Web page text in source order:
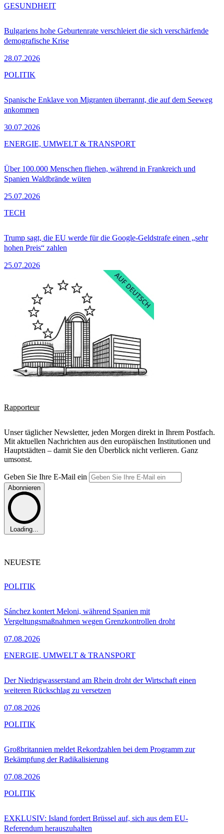
Bulgariens hohe Geburtenrate verschleiert die sich verschärfende
demografische Krise
28.07.2026
GESUNDHEIT
Spanische Enklave von Migranten überrannt, die auf dem Seeweg
ankommen
30.07.2026
POLITIK
Über 100.000 Menschen fliehen, während in Frankreich und
Spanien Waldbrände wüten
25.07.2026
ENERGIE, UMWELT & TRANSPORT
Trump sagt, die EU werde für die Google-Geldstrafe einen „sehr
hohen Preis“ zahlen
25.07.2026
TECH
Rapporteur
Unser täglicher Newsletter, jeden Morgen direkt in Ihrem Postfach.
Mit aktuellen Nachrichten aus den europäischen Institutionen und
Hauptstädten – damit Sie den Überblick nicht verlieren. Ganz
umsonst.
Geben Sie Ihre E-Mail ein
Abonnieren
Loading...
NEUESTE
Sánchez kontert Meloni, während Spanien mit
Vergeltungsmaßnahmen wegen Grenzkontrollen droht
07.08.2026
POLITIK
Der Niedrigwasserstand am Rhein droht der Wirtschaft einen
weiteren Rückschlag zu versetzen
07.08.2026
ENERGIE, UMWELT & TRANSPORT
Großbritannien meldet Rekordzahlen bei dem Programm zur
Bekämpfung der Radikalisierung
07.08.2026
POLITIK
EXKLUSIV: Island fordert Brüssel auf, sich aus dem EU-
Referendum herauszuhalten
POLITIK